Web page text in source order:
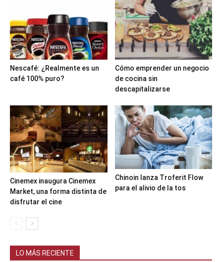
Nescafé: ¿Realmente es un
café 100% puro?
Cómo emprender un negocio
de cocina sin
descapitalizarse
Cinemex inaugura Cinemex
Market, una forma distinta de
disfrutar el cine
Chinoin lanza Troferit Flow
para el alivio de la tos
LO MÁS RECIENTE